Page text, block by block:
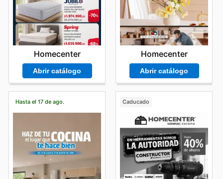
Homecenter
Abrir catálogo
Homecenter
Abrir catálogo
Hasta el 17 de ago. Caducado